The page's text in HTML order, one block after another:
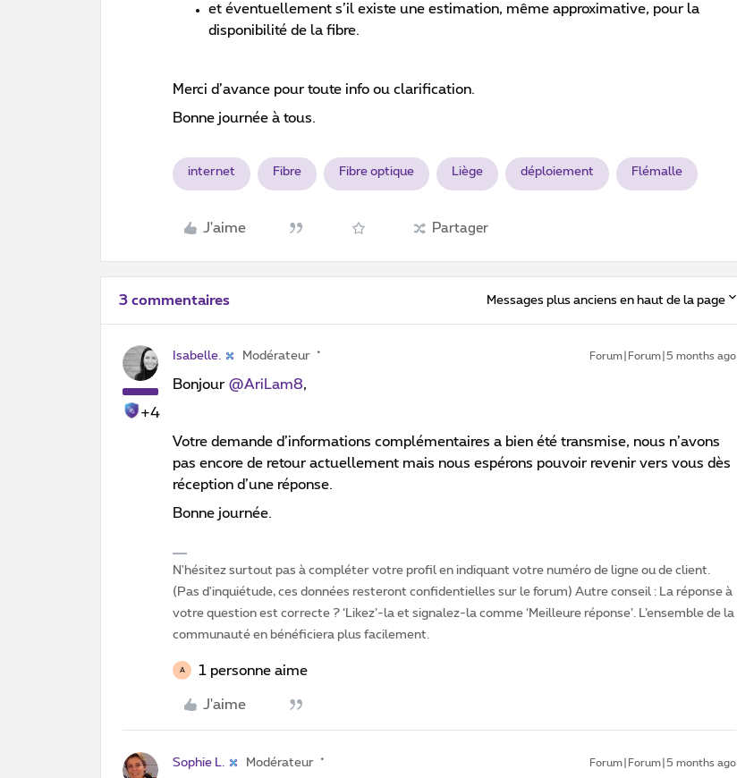
et éventuellement s’il existe une estimation, même approximative, pour la
disponibilité de la fibre.
Merci d’avance pour toute info ou clarification.
Bonne journée à tous.
internet Fibre Fibre optique Liège déploiement Flémalle
J'aime Partager
3 commentaires Messages plus anciens en haut de la page
+4
Isabelle. Modérateur Forum|Forum|5 months ago
Bonjour ​ @AriLam8,
Votre demande d’informations complémentaires a bien été transmise, nous n’avons
pas encore de retour actuellement mais nous espérons pouvoir revenir vers vous dès
réception d’une réponse.
Bonne journée.
N'hésitez surtout pas à compléter votre profil en indiquant votre numéro de ligne ou de client.
(Pas d'inquiétude, ces données resteront confidentielles sur le forum) Autre conseil : La réponse à
votre question est correcte ? ‘Likez’-la et signalez-la comme ‘Meilleure réponse’. L’ensemble de la
communauté en bénéficiera plus facilement.
A 1 personne aime
J'aime
Sophie L. Modérateur Forum|Forum|5 months ago